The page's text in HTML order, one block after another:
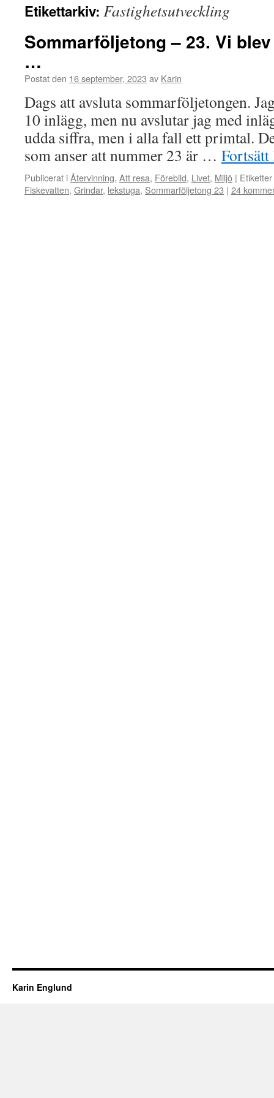
Etikettarkiv: Fastighetsutveckling
Sommarföljetong – 23. Vi
…
Postat den 16 september, 2023 av Karin
Dags att avsluta sommarföljetongen.
10 inlägg, men nu avslutar jag med
udda siffra, men i alla fall ett primtal.
som anser att nummer 23 är …
Publicerat iÅtervinning, Att resa, Förebild, Livet, Miljö | Etiketter
Fiskevatten, Grindar, lekstuga, Sommarföljetong 23 | 24
Karin Englund